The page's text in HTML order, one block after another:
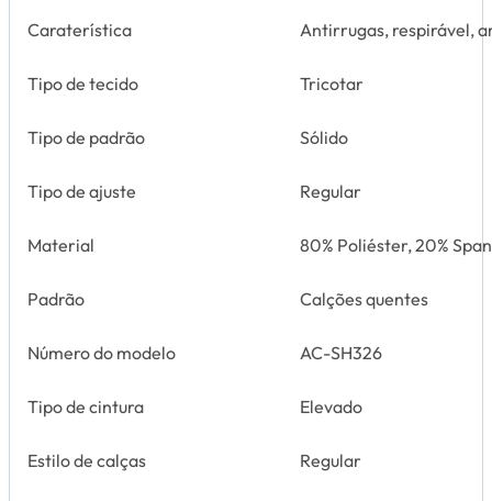
Caraterística Antirrugas, respirável,
Tipo de tecido Tricotar
Tipo de padrão Sólido
Tipo de ajuste Regular
Material 80% Poliéster, 20%
Padrão Calções quentes
Número do modelo AC-SH326
Tipo de cintura Elevado
Estilo de calças Regular